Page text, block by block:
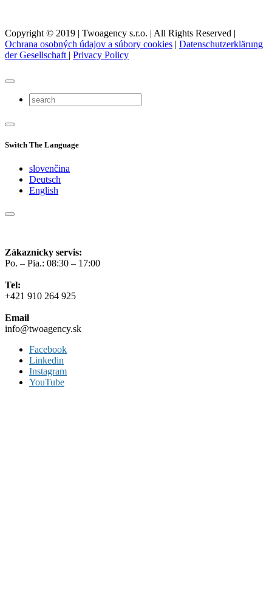
Copyright © 2019 | Twoagency s.r.o. | All Rights Reserved |
Ochrana osobných údajov a súbory cookies | Datenschutzerklärung
der Gesellschaft | Privacy Policy
Switch The Language
slovenčina
Deutsch
English
Zákaznícky servis:
Po. – Pia.: 08:30 – 17:00
Tel:
+421 910 264 925
Email
info@twoagency.sk
Facebook
Linkedin
Instagram
YouTube